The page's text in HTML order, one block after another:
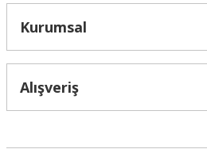
Kurumsal
Alışveriş